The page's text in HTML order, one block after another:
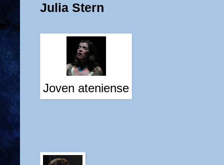
Julia Stern
Joven ateniense